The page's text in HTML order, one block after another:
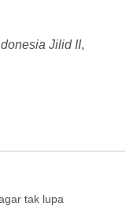
Jilid II,
tak lupa